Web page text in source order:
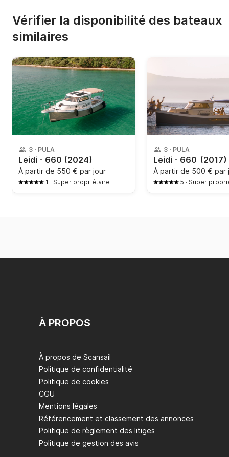
Vérifier la disponibilité des bateaux
similaires
3 · PULA
Leidi - 660 (2024)
À partir de 550 € par jour
1 · Super propriétaire
3 · PULA
Leidi - 660 (2017)
À partir de 500 € par
5 · Super
À PROPOS
À propos de Scansail
Politique de confidentialité
Politique de cookies
CGU
Mentions légales
Référencement et classement des annonces
Politique de règlement des litiges
Politique de gestion des avis